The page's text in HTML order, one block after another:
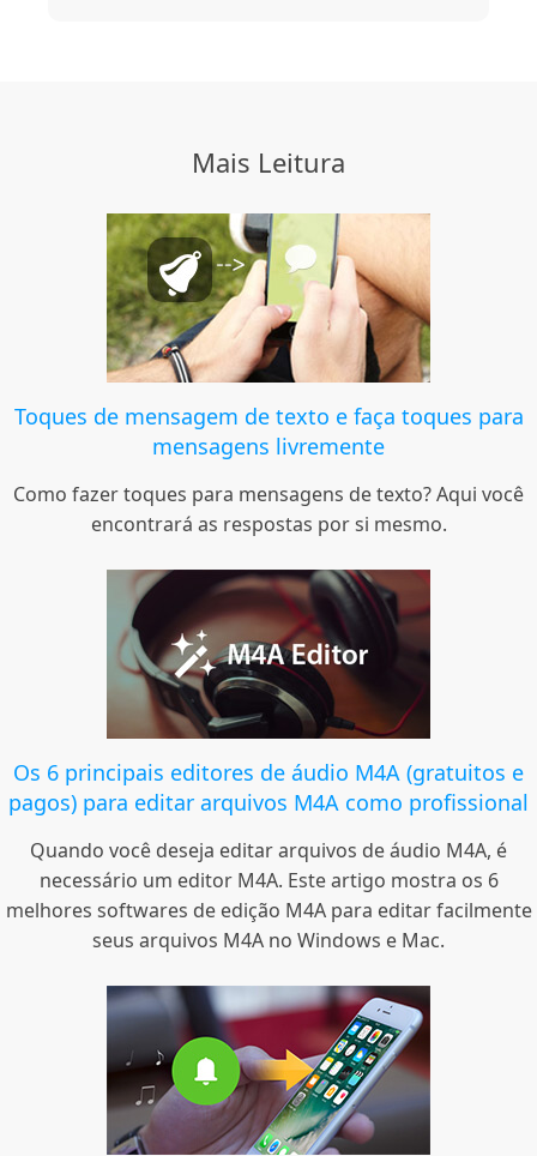
Mais Leitura
Toques de mensagem de texto e faça toques para
mensagens livremente
Como fazer toques para mensagens de texto? Aqui você
encontrará as respostas por si mesmo.
Os 6 principais editores de áudio M4A (gratuitos e
pagos) para editar arquivos M4A como profissional
Quando você deseja editar arquivos de áudio M4A, é
necessário um editor M4A. Este artigo mostra os 6
melhores softwares de edição M4A para editar facilmente
seus arquivos M4A no Windows e Mac.